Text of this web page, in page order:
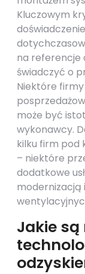
Kluczowym
na referencje
świadczyć o
Niektóre
może być
wykonawcy.
kilku firm pod
– niektóre
dodatkowe
Jakie są